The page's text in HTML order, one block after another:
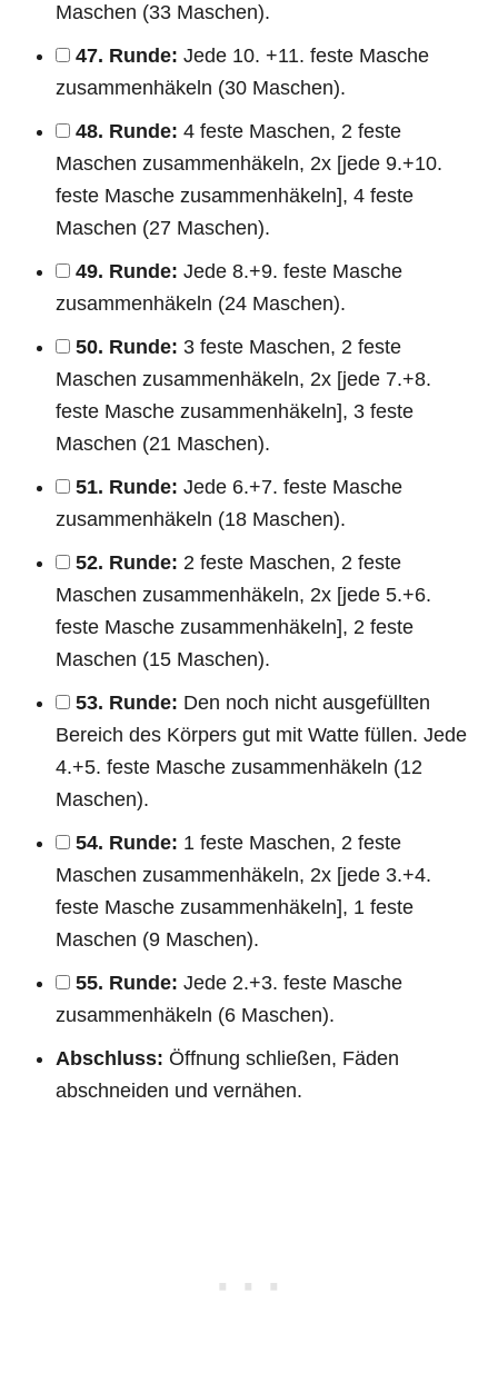
Maschen (33 Maschen).
47. Runde: Jede 10. +11. feste Masche
zusammenhäkeln (30 Maschen).
48. Runde: 4 feste Maschen, 2 feste
Maschen zusammenhäkeln, 2x [jede 9.+10.
feste Masche zusammenhäkeln], 4 feste
Maschen (27 Maschen).
49. Runde: Jede 8.+9. feste Masche
zusammenhäkeln (24 Maschen).
50. Runde: 3 feste Maschen, 2 feste
Maschen zusammenhäkeln, 2x [jede 7.+8.
feste Masche zusammenhäkeln], 3 feste
Maschen (21 Maschen).
51. Runde: Jede 6.+7. feste Masche
zusammenhäkeln (18 Maschen).
52. Runde: 2 feste Maschen, 2 feste
Maschen zusammenhäkeln, 2x [jede 5.+6.
feste Masche zusammenhäkeln], 2 feste
Maschen (15 Maschen).
53. Runde: Den noch nicht ausgefüllten
Bereich des Körpers gut mit Watte füllen. Jede
4.+5. feste Masche zusammenhäkeln (12
Maschen).
54. Runde: 1 feste Maschen, 2 feste
Maschen zusammenhäkeln, 2x [jede 3.+4.
feste Masche zusammenhäkeln], 1 feste
Maschen (9 Maschen).
55. Runde: Jede 2.+3. feste Masche
zusammenhäkeln (6 Maschen).
Abschluss: Öffnung schließen, Fäden
abschneiden und vernähen.